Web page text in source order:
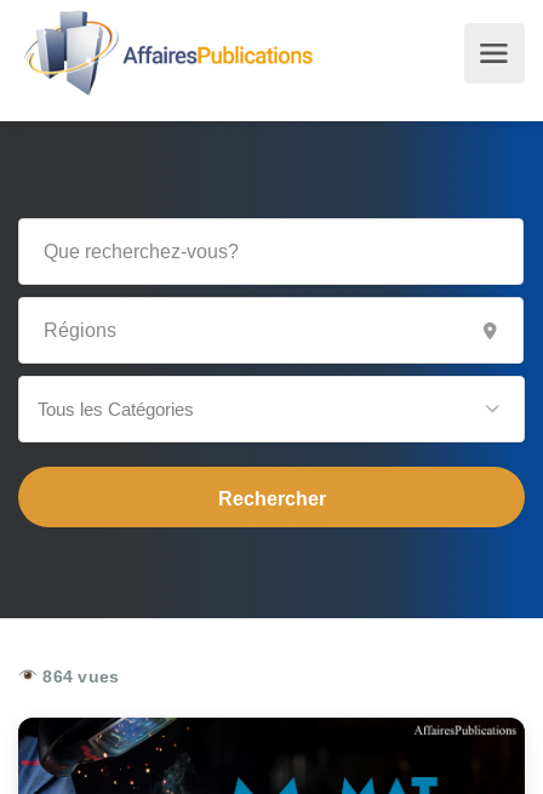
Tous les Catégories
864 vues